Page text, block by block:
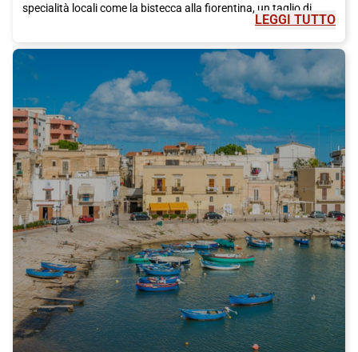
specialità locali come la bistecca alla fiorentina, un taglio di
carne succulento e saporito, o i pici, una pasta fatta a mano
schiacciata alla fiorentina, un dolce tradizionale a base di
cioccolato. Non dimenticare di accompagnare il tutto con un
bicchiere di Chianti, il vino rosso tipico della regione.
Oltre alla famosa arte e alla deliziosa cucina, Firenze ha molto
altro da offrire. Per una passeggiata romantica, ti consigliamo
di andare al Ponte Vecchio, uno dei ponti più famosi della città.
Potrai anche visitare il Palazzo Pitti e i suoi magnifici giardini di
Boboli, dove potrai rilassarti e goderti un po' di tranquillità
lontano dal caos della città. E se sei appassionato di moda, non
puoi perderti il mercato di San Lorenzo, dove potrai trovare
prodotti di pelle di alta qualità e articoli artigianali unici.
Insomma, Firenze è una città che ti conquisterà con la sua
bellezza, la sua cultura e la sua cucina. E cosa c'è di meglio che
viaggiare in treno Italo per raggiungerla? Prenota subito il tuo
biglietto e preparati a scoprire una delle città più affascinanti
d'Italia. Non vediamo l'ora di darti il benvenuto a Firenze, la città
degli artisti e dei sognatori.
LEGGI TUTTO